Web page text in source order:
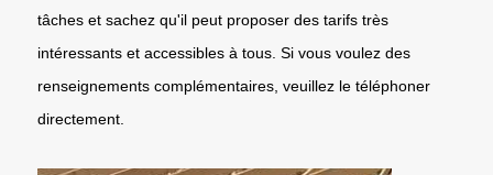
tâches et sachez qu'il peut proposer des tarifs très
intéressants et accessibles à tous. Si vous voulez des
renseignements complémentaires, veuillez le téléphoner
directement.